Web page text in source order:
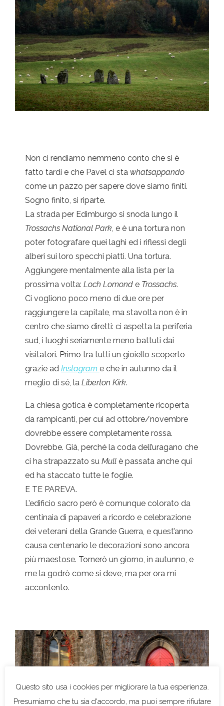
Non ci rendiamo nemmeno conto che si è
fatto tardi e che Pavel ci sta whatsappando
come un pazzo per sapere dove siamo finiti.
Sogno finito, si riparte.
La strada per Edimburgo si snoda lungo il
Trossachs National Park , e è una tortura non
poter fotografare quei laghi ed i riflessi degli
alberi sui loro specchi piatti. Una tortura.
Aggiungere mentalmente alla lista per la
prossima volta: Loch Lomond e Trossachs.
Ci vogliono poco meno di due ore per
raggiungere la capitale, ma stavolta non è in
centro che siamo diretti: ci aspetta la periferia
sud, i luoghi seriamente meno battuti dai
visitatori. Primo tra tutti un gioiello scoperto
grazie ad Instagram e che in autunno da il
meglio di sé, la Liberton Kirk.
La chiesa gotica è completamente ricoperta
da rampicanti, per cui ad ottobre/novembre
dovrebbe essere completamente rossa.
Dovrebbe. Già, perché la coda dell’uragano che
ci ha strapazzato su Mull è passata anche qui
ed ha staccato tutte le foglie.
E TE PAREVA.
L’edificio sacro però è comunque colorato da
centinaia di papaveri a ricordo e celebrazione
dei veterani della Grande Guerra, e quest’anno
causa centenario le decorazioni sono ancora
più maestose. Tornerò un giorno, in autunno, e
me la godrò come si deve, ma per ora mi
accontento.